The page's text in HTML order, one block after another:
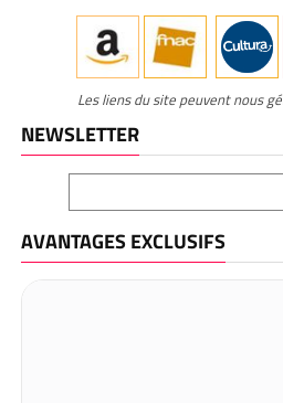
Les liens du site peuvent nous
NEWSLETTER
AVANTAGES EXCLUSIFS